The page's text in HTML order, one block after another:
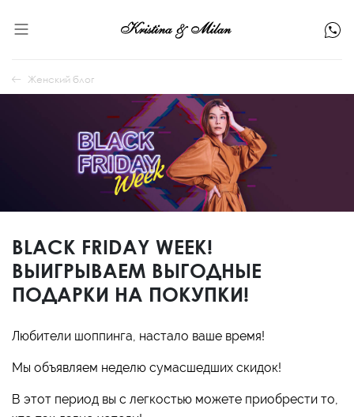
Женский блог
BLACK FRIDAY WEEK!
ВЫИГРЫВАЕМ ВЫГОДНЫЕ
ПОДАРКИ НА ПОКУПКИ!
Любители шоппинга, настало ваше время!
Мы объявляем неделю сумасшедших скидок!
В этот период вы с легкостью можете приобрести то,